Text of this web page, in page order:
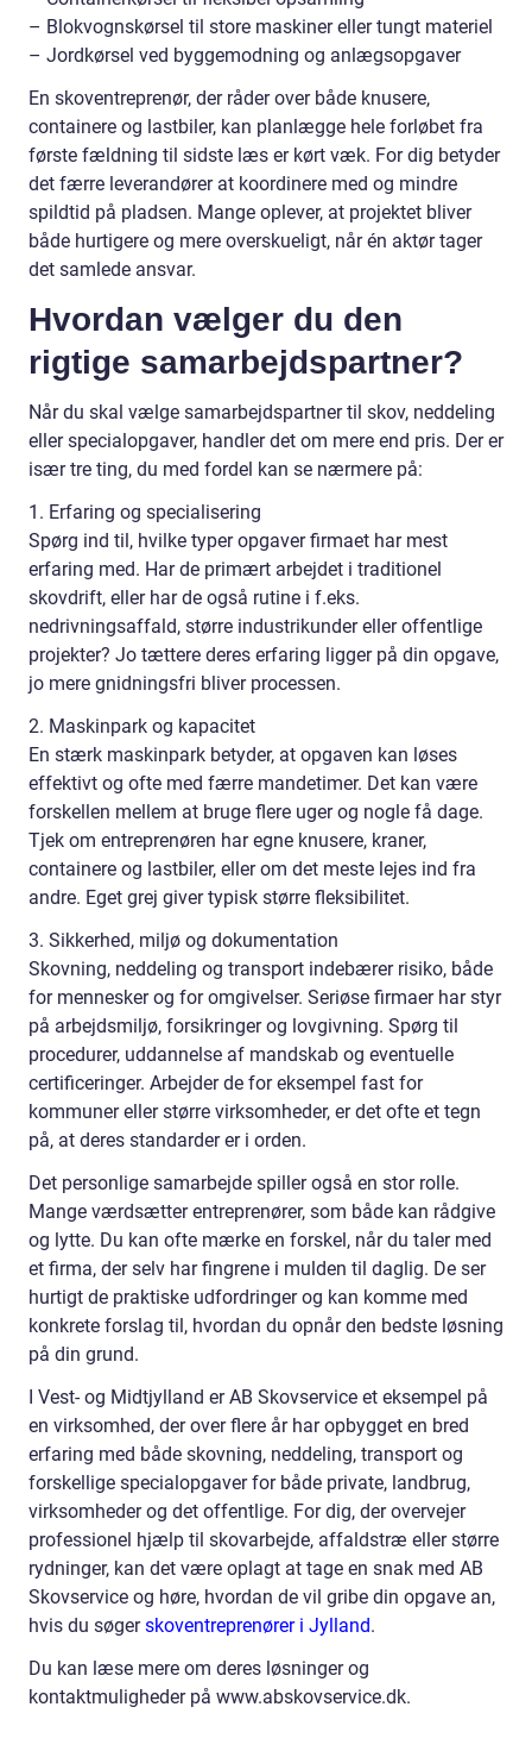
– Blokvognskørsel til store maskiner eller tungt materiel
– Jordkørsel ved byggemodning og anlægsopgaver
En skoventreprenør, der råder over både knusere,
containere og lastbiler, kan planlægge hele forløbet fra
første fældning til sidste læs er kørt væk. For dig betyder
det færre leverandører at koordinere med og mindre
spildtid på pladsen. Mange oplever, at projektet bliver
både hurtigere og mere overskueligt, når én aktør tager
det samlede ansvar.
Hvordan vælger du den
rigtige samarbejdspartner?
Når du skal vælge samarbejdspartner til skov, neddeling
eller specialopgaver, handler det om mere end pris. Der er
især tre ting, du med fordel kan se nærmere på:
1. Erfaring og specialisering
Spørg ind til, hvilke typer opgaver firmaet har mest
erfaring med. Har de primært arbejdet i traditionel
skovdrift, eller har de også rutine i f.eks.
nedrivningsaffald, større industrikunder eller offentlige
projekter? Jo tættere deres erfaring ligger på din opgave,
jo mere gnidningsfri bliver processen.
2. Maskinpark og kapacitet
En stærk maskinpark betyder, at opgaven kan løses
effektivt og ofte med færre mandetimer. Det kan være
forskellen mellem at bruge flere uger og nogle få dage.
Tjek om entreprenøren har egne knusere, kraner,
containere og lastbiler, eller om det meste lejes ind fra
andre. Eget grej giver typisk større fleksibilitet.
3. Sikkerhed, miljø og dokumentation
Skovning, neddeling og transport indebærer risiko, både
for mennesker og for omgivelser. Seriøse firmaer har styr
på arbejdsmiljø, forsikringer og lovgivning. Spørg til
procedurer, uddannelse af mandskab og eventuelle
certificeringer. Arbejder de for eksempel fast for
kommuner eller større virksomheder, er det ofte et tegn
på, at deres standarder er i orden.
Det personlige samarbejde spiller også en stor rolle.
Mange værdsætter entreprenører, som både kan rådgive
og lytte. Du kan ofte mærke en forskel, når du taler med
et firma, der selv har fingrene i mulden til daglig. De ser
hurtigt de praktiske udfordringer og kan komme med
konkrete forslag til, hvordan du opnår den bedste løsning
på din grund.
I Vest- og Midtjylland er AB Skovservice et eksempel på
en virksomhed, der over flere år har opbygget en bred
erfaring med både skovning, neddeling, transport og
forskellige specialopgaver for både private, landbrug,
virksomheder og det offentlige. For dig, der overvejer
professionel hjælp til skovarbejde, affaldstræ eller større
rydninger, kan det være oplagt at tage en snak med AB
Skovservice og høre, hvordan de vil gribe din opgave an,
hvis du søgerskoventreprenører i Jylland.
Du kan læse mere om deres løsninger og
kontaktmuligheder på www.abskovservice.dk.